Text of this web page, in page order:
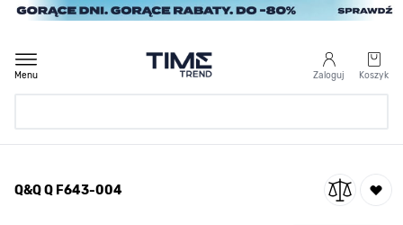
Przejdź do treści
Zaloguj Koszyk
Menu
/ Q&Q Q F643-004
Q&Q Q F643-004